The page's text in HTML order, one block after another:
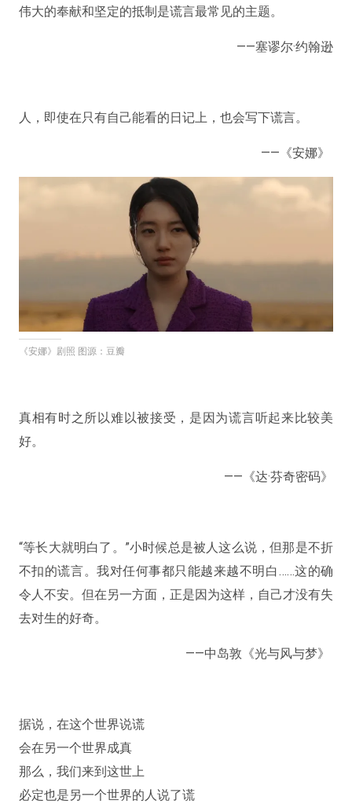
伟大的奉献和坚定的抵制是谎言最常见的主题。
——塞谬尔·约翰逊
人，即使在只有自己能看的日记上，也会写下谎言。
——《安娜》 ​
《安娜》剧照 图源：豆瓣
真相有时之所以难以被接受，是因为谎言听起来比较美
好。
——《达·芬奇密码》
“等长大就明白了。”小时候总是被人这么说，但那是不折
不扣的谎言。我对任何事都只能越来越不明白……这的确
令人不安。但在另一方面，正是因为这样，自己才没有失
去对生的好奇。
——中岛敦《光与风与梦》
据说，在这个世界说谎
会在另一个世界成真
那么，我们来到这世上
必定也是另一个世界的人说了谎